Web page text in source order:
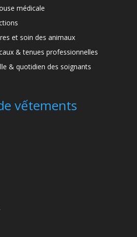
médicale
et soin des animaux
& tenues professionnelles
& quotidien des soignants
vếtements